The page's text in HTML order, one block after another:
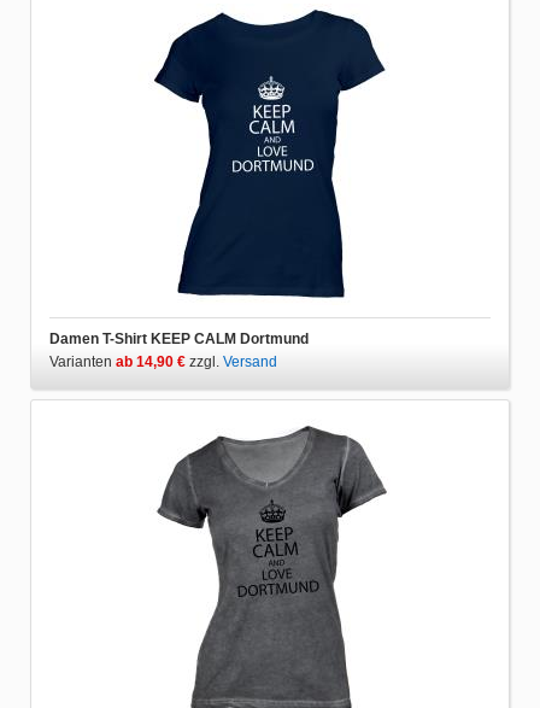
Damen T-Shirt KEEP CALM Dortmund
Varianten ab 14,90 € zzgl. Versand